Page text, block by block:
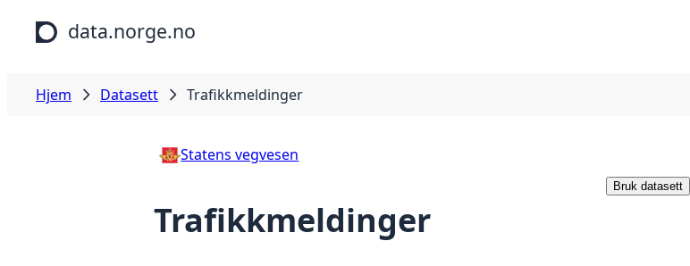
Hopp til hovedinnhold
data.norge.no
Hjem Datasett Trafikkmeldinger
Statens vegvesen
Trafikkmeldinger
Bruk datasett